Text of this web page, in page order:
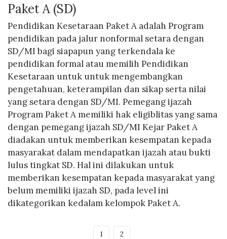
Paket A (SD)
Pendidikan Kesetaraan Paket A adalah Program
pendidikan pada jalur nonformal setara dengan
SD/MI bagi siapapun yang terkendala ke
pendidikan formal atau memilih Pendidikan
Kesetaraan untuk untuk mengembangkan
pengetahuan, keterampilan dan sikap serta nilai
yang setara dengan SD/MI. Pemegang ijazah
Program Paket A memiliki hak eligiblitas yang sama
dengan pemegang ijazah SD/MI Kejar Paket A
diadakan untuk memberikan kesempatan kepada
masyarakat dalam mendapatkan ijazah atau bukti
lulus tingkat SD. Hal ini dilakukan untuk
memberikan kesempatan kepada masyarakat yang
belum memiliki ijazah SD, pada level ini
dikategorikan kedalam kelompok Paket A.
1 2